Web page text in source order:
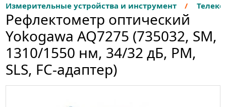
Измерительные устройства и инструмент
Рефлектометр оптический
Yokogawa AQ7275 (735032, SM,
1310/1550 нм, 34/32 дБ, PM,
SLS, FC-адаптер)